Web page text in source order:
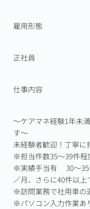
雇用形態
正社員
仕事内容
～ケアマネ経験1年未
す～
未経験者歓迎！丁寧に
※担当件数35～39件
※実績手当有　 30～
／月、さらに40件以
※訪問業務で社用車の
※パソコン入力作業あ